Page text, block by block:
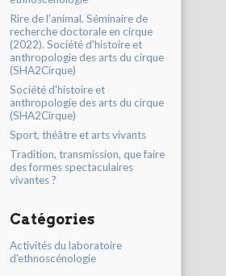
Rire de l'animal. Séminaire de
recherche doctorale en cirque
(2022). Société d'histoire et
anthropologie des arts du cirque
(SHA2Cirque)
Société d'histoire et
anthropologie des arts du cirque
(SHA2Cirque)
Sport, théâtre et arts vivants
Tradition, transmission, que faire
des formes spectaculaires
vivantes ?
Catégories
Activités du laboratoire
d'ethnoscénologie